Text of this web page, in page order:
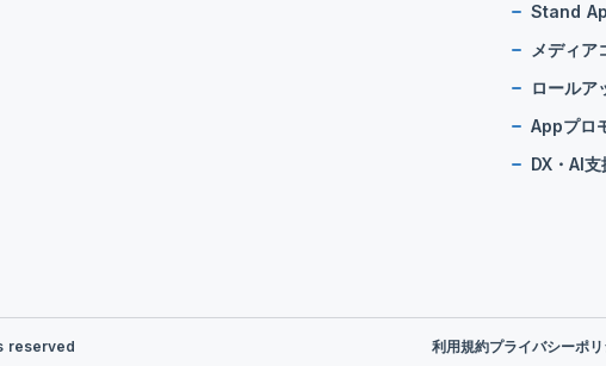
Stand
メディア
ロールア
Appプロ
DX・AI支
reserved 利用規約プライバシーポ